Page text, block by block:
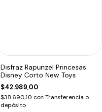
Disfraz Rapunzel Princesas
Disney Corto New Toys
$42.989,00
$38.690,10 con Transferencia o
depósito